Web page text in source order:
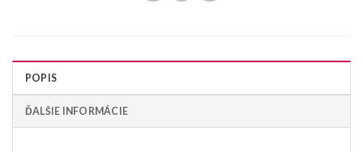
POPIS
ĎALŠIE INFORMÁCIE